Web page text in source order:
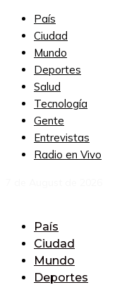
País
Ciudad
Mundo
Deportes
Salud
Tecnología
Gente
Entrevistas
Radio en Vivo
País
Ciudad
Mundo
Deportes